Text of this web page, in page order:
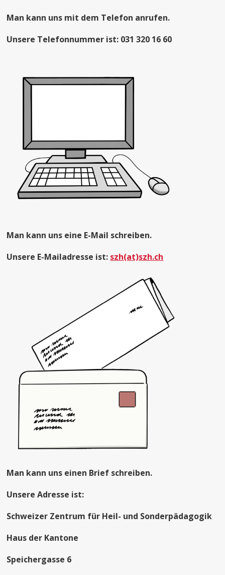
Man kann uns mit dem Telefon anrufen.
Unsere Telefonnummer ist: 031 320 16 60
Man kann uns eine E-Mail schreiben.
Unsere E-Mailadresse ist: szh(at)szh.ch
Man kann uns einen Brief schreiben.
Unsere Adresse ist:
Schweizer Zentrum für Heil- und Sonderpädagogik
Haus der Kantone
Speichergasse 6